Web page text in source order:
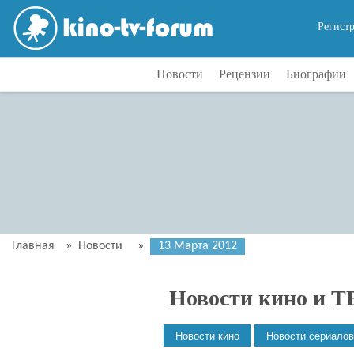
Новости Рецензии Биографии
Главная » Новости » 13 Марта 2012
Новости кино и